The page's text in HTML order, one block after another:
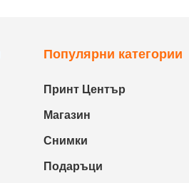
Популярни категории
Принт Център
Магазин
Снимки
Подаръци